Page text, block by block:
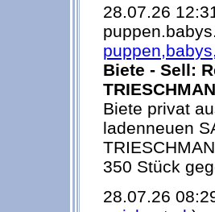
28.07.26
Biete - Sell:
Biete privat
ladenneuen
350 Stück
28.07.26